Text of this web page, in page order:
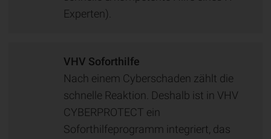
Experten).
VHV Soforthilfe
Nach einem Cyberschaden zählt die
schnelle Reaktion. Deshalb ist in VHV
CYBERPROTECT ein
Soforthilfeprogramm integriert, das